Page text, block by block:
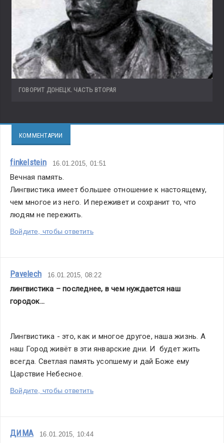
ГОВОРИТ ДОНЕЦК. ЧАСТЬ ВТОРАЯ
КОММЕНТАРИИ
finkelstein 16.01.2015, 01:51
Вечная память.
Лингвистика имеет большее отношение к настоящему,
чем многое из него. И переживет и сохранит то, что
людям не пережить.
Войдите, чтобы ответить
Pavelech 16.01.2015, 08:22
лингвистика – последнее, в чем нуждается наш
городок…
Лингвистика - это, как и многое другое, наша жизнь. А
наш Город живёт в эти январские дни. И  будет жить
всегда. Светлая память усопшему и дай Боже ему
Царствие Небесное.
Войдите, чтобы ответить
ДИМА 16.01.2015, 10:44